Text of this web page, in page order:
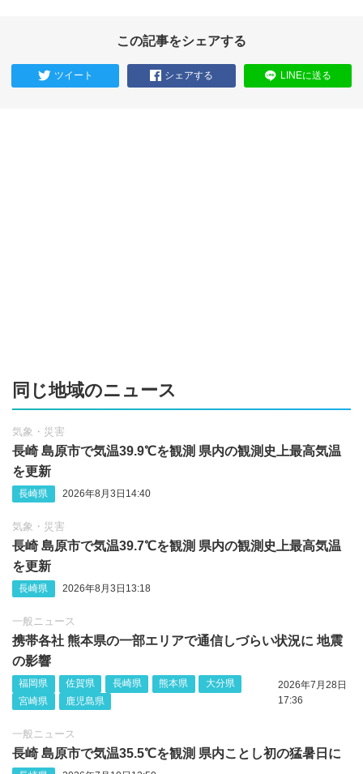
この記事をシェアする
ツイート シェアする LINEに送る
同じ地域のニュース
気象・災害
長崎 島原市で気温39.9℃を観測 県内の観測史上最高気温
を更新
長崎県 2026年8月3日14:40
気象・災害
長崎 島原市で気温39.7℃を観測 県内の観測史上最高気温
を更新
長崎県 2026年8月3日13:18
一般ニュース
携帯各社 熊本県の一部エリアで通信しづらい状況に 地震
の影響
福岡県 佐賀県 長崎県 熊本県
大分県
宮崎県
鹿児島県
2026年7月28日
17:36
一般ニュース
長崎 島原市で気温35.5℃を観測 県内ことし初の猛暑日に